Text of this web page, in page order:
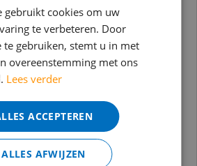
product
de vakantie periode zijn wij
telefonisch helaas niet
uiteraard verwerkt
snel dan wat je van ons
kan je ons bereiken via
gebruikt cookies om uw
te verbeteren. Door
te gebruiken, stemt u in met
overeenstemming met ons
Lees verder
ACCEPTEREN
ALLES AFWIJZEN